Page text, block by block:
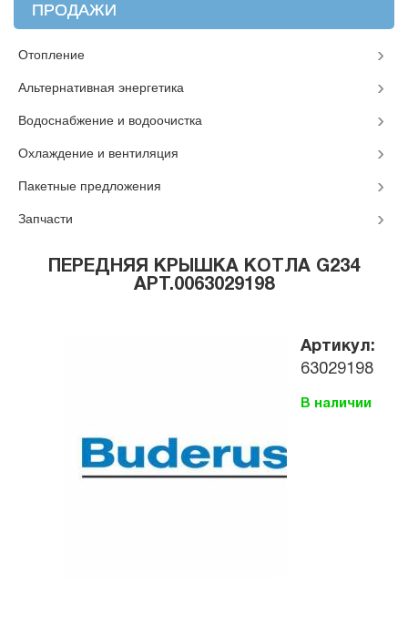
ПЕРЕДНЯЯ КРЫШКА КОТЛА G234
АРТ.0063029198
Артикул:
63029198
В наличии
ПРОДАЖИ
Отопление
Альтернативная энергетика
Водоснабжение и водоочистка
Охлаждение и вентиляция
Пакетные предложения
Запчасти